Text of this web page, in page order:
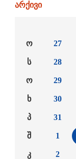
არქივი
ო
ს
ო
ხ
პ
შ
კ
27
28
29
30
31
1
2